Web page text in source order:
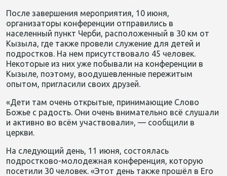
После завершения мероприятия, 10 июня,
организаторы конференции отправились в
населенный пункт Черби, расположенный в 30 км от
Кызыла, где также провели служение для детей и
подростков. На нем присутствовало 45 человек.
Некоторые из них уже побывали на конференции в
Кызыле, поэтому, воодушевленные пережитым
опытом, пригласили своих друзей.
«Дети там очень открытые, принимающие Слово
Божье с радость. Они очень внимательно всё слушали
и активно во всём участвовали», — сообщили в
церкви.
На следующий день, 11 июня, состоялась
подростково-молодежная конференция, которую
посетили 30 человек. «Этот день также прошёл в Его